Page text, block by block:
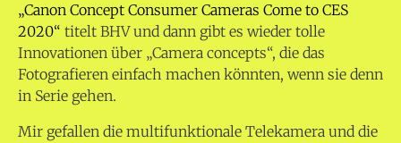
„Canon Concept Consumer Cameras Come to CES
2020“ titelt BHV und dann gibt es wieder tolle
Innovationen über „Camera concepts“, die das
Fotografieren einfach machen könnten, wenn sie denn
in Serie gehen.
Mir gefallen die multifunktionale Telekamera und die